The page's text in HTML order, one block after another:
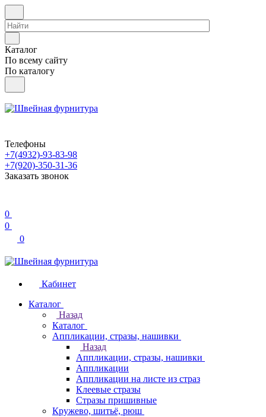
Каталог
По всему сайту
По каталогу
Телефоны
+7(4932)-93-83-98
+7(920)-350-31-36
Заказать звонок
0
0
0
Кабинет
Каталог
Назад
Каталог
Аппликации, стразы, нашивки
Назад
Аппликации, стразы, нашивки
Аппликации
Аппликации на листе из страз
Клеевые стразы
Стразы пришивные
Кружево, шитьё, рюш